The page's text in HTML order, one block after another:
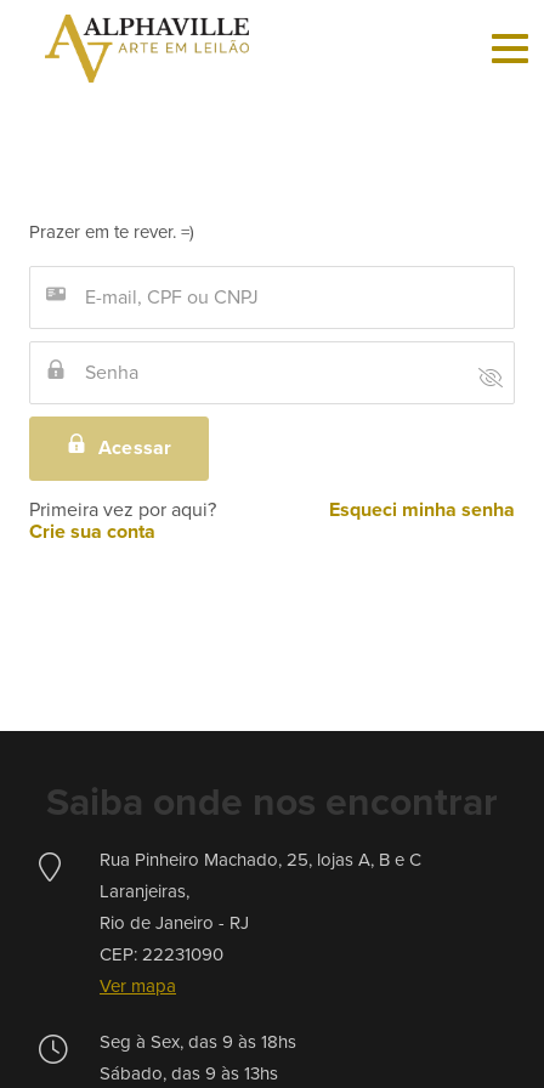
Criar
login
Como
funciona
Moeda:
R$
Ajuda?
+55
21
Prazer em te rever. =)
Acessar
Primeira vez por aqui?
Crie sua conta
Esqueci minha senha
Saiba onde nos encontrar
Rua Pinheiro Machado, 25, lojas A, B e C
Laranjeiras,
Rio de Janeiro - RJ
CEP: 22231090
Ver mapa
Seg à Sex, das 9 às 18hs
Sábado, das 9 às 13hs